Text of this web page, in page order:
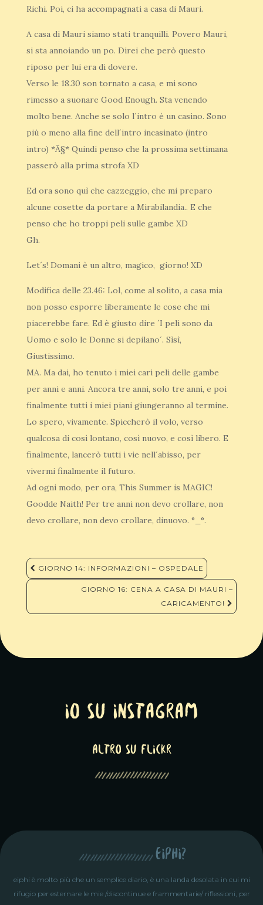
Richi. Poi, ci ha accompagnati a casa di Mauri.
A casa di Mauri siamo stati tranquilli. Povero Mauri,
si sta annoiando un po. Direi che però questo
riposo per lui era di dovere.
Verso le 18.30 son tornato a casa, e mi sono
rimesso a suonare Good Enough. Sta venendo
molto bene. Anche se solo l´intro è un casino. Sono
più o meno alla fine dell´intro incasinato (intro
intro) *Ã§* Quindi penso che la prossima settimana
passerò alla prima strofa XD
Ed ora sono quì che cazzeggio, che mi preparo
alcune cosette da portare a Mirabilandia.. E che
penso che ho troppi peli sulle gambe XD
Gh.
Let´s! Domani è un altro, magico, giorno! XD
Modifica delle 23.46: Lol, come al solito, a casa mia
non posso esporre liberamente le cose che mi
piacerebbe fare. Ed è giusto dire ´I peli sono da
Uomo e solo le Donne si depilano´. Sìsì,
Giustissimo.
MA. Ma dai, ho tenuto i miei cari peli delle gambe
per anni e anni. Ancora tre anni, solo tre anni, e poi
finalmente tutti i miei piani giungeranno al termine.
Lo spero, vivamente. Spiccherò il volo, verso
qualcosa di così lontano, così nuovo, e così libero. E
finalmente, lancerò tutti i vie nell´abisso, per
vivermi finalmente il futuro.
Ad ogni modo, per ora, This Summer is MAGIC!
Goodde Naith! Per tre anni non devo crollare, non
devo crollare, non devo crollare, dinuovo. °_°.
Navigazione
articoli
GIORNO 14: INFORMAZIONI – OSPEDALE
GIORNO 16: CENA A CASA DI MAURI –
CARICAMENTO!
Io su Instagram
altro su Flickr
eiphi?
eiphi è molto più che un semplice diario, è una landa desolata in cui mi
rifugio per esternare le mie /discontinue e frammentarie/ riflessioni, per